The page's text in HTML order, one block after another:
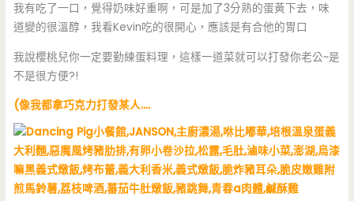
我有吃了一口，覺得奶味好重啊，可是加了3分熟的蛋黃下去，味
道變的很溫醇，我看Kevin吃的很開心，應該是有合他的胃口
我說櫻桃兒你一定要勤練蛋料理，這樣一道菜就可以打發你老公~是
不是很方便?!
(像我都拿巧克力打發某人….